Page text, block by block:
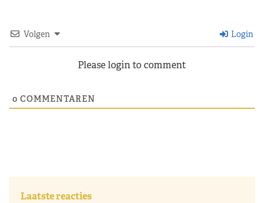
Volgen Login
Please login to comment
0 COMMENTAREN
Laatste reacties